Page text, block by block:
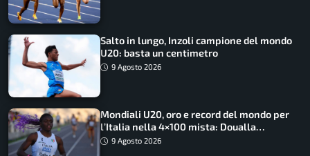
Salto in lungo, Inzoli campione del mondo
U20: basta un centimetro
9 Agosto 2026
Mondiali U20, oro e record del mondo per
l’Italia nella 4×100 mista: Doualla
straordinaria
9 Agosto 2026